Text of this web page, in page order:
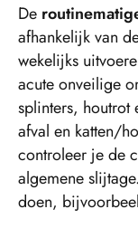
De
afhankelijk van
wekelijks
acute onveilige
splinters, houtrot
afval en katten/
controleer je de
algemene
doen,